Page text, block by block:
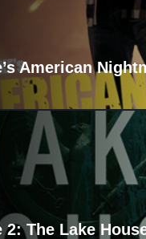
American
2: The Lake